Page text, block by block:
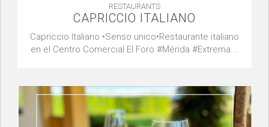
RESTAURANTS
CAPRICCIO ITALIANO
Capriccio Italiano •Senso unico•Restaurante italiano
en el Centro Comercial El Foro #Mérida #Extrema...